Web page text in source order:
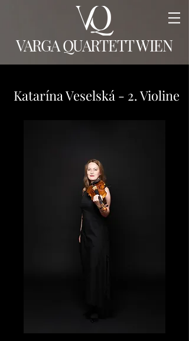
VARGA QUARTETT WIEN
Katarína Veselská - 2. Violine